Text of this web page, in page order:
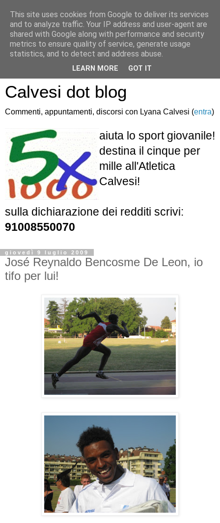
Atletica Sandro
Calvesi dot blog
Commenti, appuntamenti, discorsi con Lyana Calvesi (entra)
aiuta lo sport giovanile!
destina il cinque per
mille all'Atletica
Calvesi!
sulla dichiarazione dei redditi scrivi:
91008550070
giovedì 9 luglio 2009
José Reynaldo Bencosme De Leon, io
tifo per lui!
This site uses cookies from Google to deliver its services
and to analyze traffic. Your IP address and user-agent are
shared with Google along with performance and security
metrics to ensure quality of service, generate usage
statistics, and to detect and address abuse.
LEARN MORE GOT IT